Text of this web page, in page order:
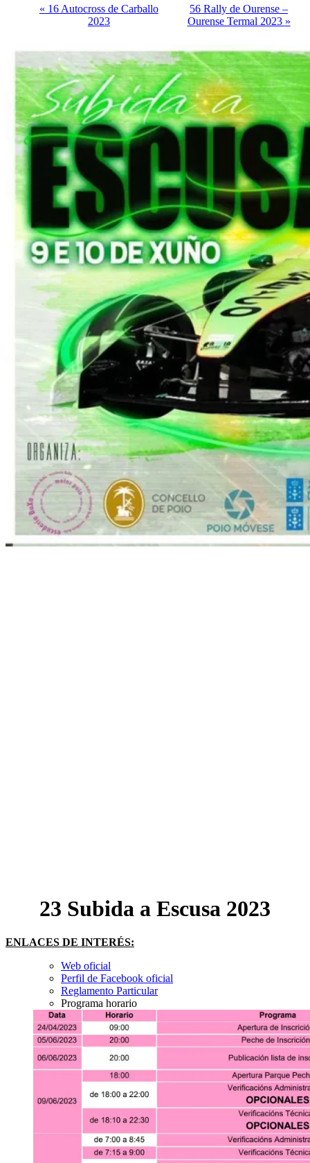
« 16 Autocross de Carballo
2023
56 Rally de Ourense –
Ourense Termal 2023 »
23 Subida a Escusa 2023
ENLACES DE INTERÉS:
Web oficial
Perfil de Facebook oficial
Reglamento Particular
Programa horario